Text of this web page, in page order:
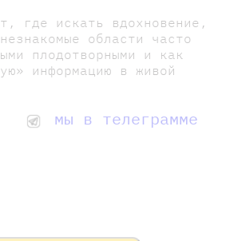
где искать вдохновение,
области часто
плодотворными и как
информацию в живой
мы в телеграмме